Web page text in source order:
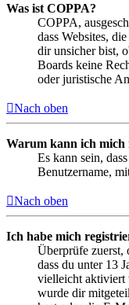
Was ist COPPA?
COPPA,
dass Websites,
dir unsicher bist,
Boards keine
oder juristische
Nach oben
Warum kann ich mich
Es kann sein,
Benutzername,
Nach oben
Ich habe mich
Überprüfe zuerst,
dass du unter 13
vielleicht aktiviert
wurde dir